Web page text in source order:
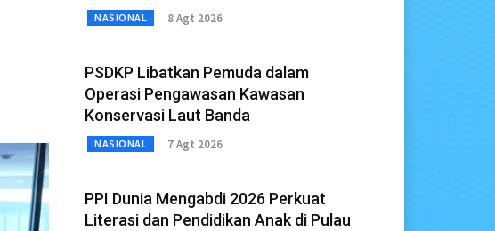
NASIONAL 8 Agt 2026
PSDKP Libatkan Pemuda dalam
Operasi Pengawasan Kawasan
Konservasi Laut Banda
NASIONAL 7 Agt 2026
PPI Dunia Mengabdi 2026 Perkuat
Literasi dan Pendidikan Anak di Pulau